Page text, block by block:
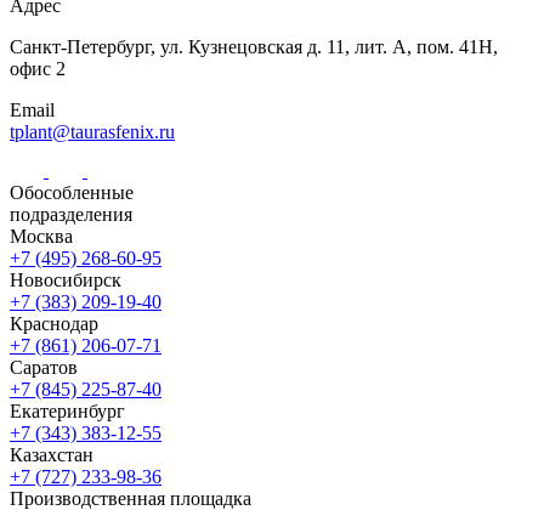
Адрес
Санкт-Петербург, ул. Кузнецовская д. 11, лит. А, пом. 41Н,
офис 2
Email
tplant@taurasfenix.ru
Обособленные
подразделения
Москва
+7 (495) 268-60-95
Новосибирск
+7 (383) 209-19-40
Краснодар
+7 (861) 206-07-71
Саратов
+7 (845) 225-87-40
Екатеринбург
+7 (343) 383-12-55
Казахстан
+7 (727) 233-98-36
Производственная площадка